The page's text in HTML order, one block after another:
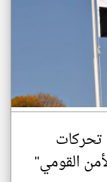
تحركات
القومي"